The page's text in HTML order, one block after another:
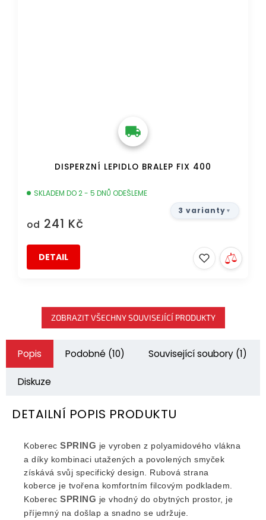
DISPERZNÍ LEPIDLO BRALEP FIX 400
SKLADEM DO 2 - 5 DNŮ ODEŠLEME
od 241 Kč
DETAIL
3 varianty
ZOBRAZIT VŠECHNY SOUVISEJÍCÍ PRODUKTY
Popis Podobné (10) Související soubory (1)
Diskuze
DETAILNÍ POPIS PRODUKTU
Koberec SPRING je vyroben z polyamidového vlákna
a díky kombinaci utažených a povolených smyček
získává svůj specifický design. Rubová strana
koberce je tvořena komfortním filcovým podkladem.
Koberec SPRING je vhodný do obytných prostor, je
příjemný na došlap a snadno se udržuje.